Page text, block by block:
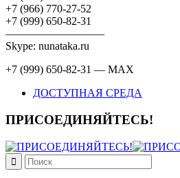
+7 (966) 770-27-52
+7 (999) 650-82-31
—————————
Skype: nunataka.ru
+7 (999) 650-82-31 — MAX
ДОСТУПНАЯ СРЕДА
ПРИСОЕДИНЯЙТЕСЬ!